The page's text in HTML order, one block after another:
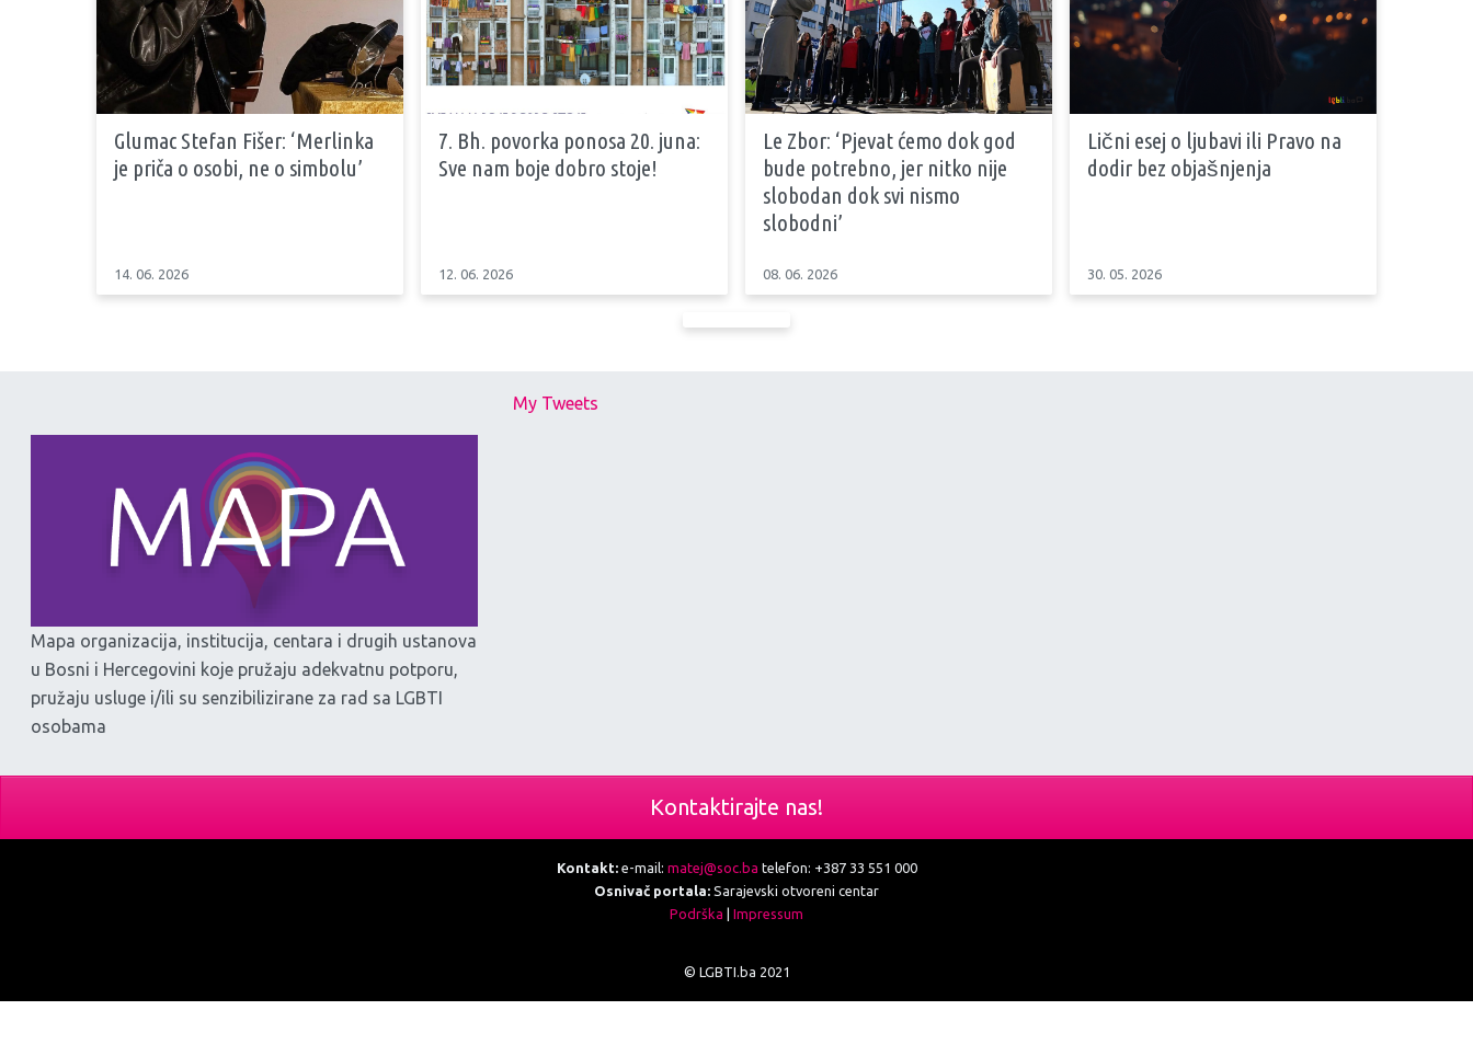
Glumac Stefan Fišer: ‘Merlinka
je priča o osobi, ne o simbolu’
14. 06. 2026
7. Bh. povorka ponosa 20. juna:
Sve nam boje dobro stoje!
12. 06. 2026
Le Zbor: ‘Pjevat ćemo dok god
bude potrebno, jer nitko nije
slobodan dok svi nismo
slobodni’
08. 06. 2026
Lični esej o ljubavi ili Pravo na
dodir bez objašnjenja
30. 05. 2026
Mapa organizacija, institucija, centara i drugih ustanova
u Bosni i Hercegovini koje pružaju adekvatnu potporu,
pružaju usluge i/ili su senzibilizirane za rad sa LGBTI
osobama
My Tweets
Kontaktirajte nas!
Kontakt:e-mail: matej@soc.ba telefon: +387 33 551 000
Osnivač portala: Sarajevski otvoreni centar
Podrška
Impressum
© LGBTI.ba 2021